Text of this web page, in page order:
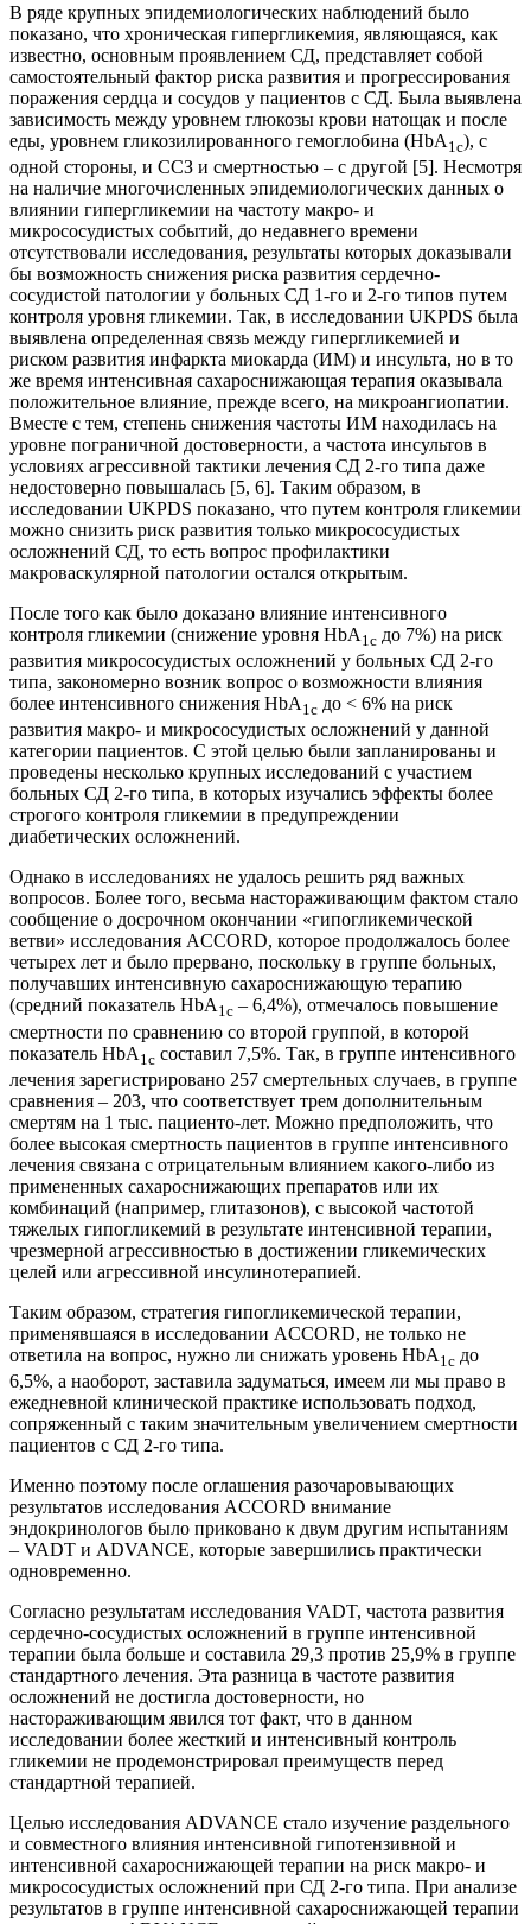
В ряде крупных эпидемиологических наблюдений было
показано, что хроническая гипергликемия, являющаяся, как
известно, основным проявлением СД, представляет собой
самостоятельный фактор риска развития и прогрессирования
поражения сердца и сосудов у пациентов с СД. Была выявлена
зависимость между уровнем глюкозы крови натощак и после
еды, уровнем гликозилированного гемоглобина (HbA 1c), с
одной стороны, и ССЗ и смертностью – с другой [5]. Несмотря
на наличие многочисленных эпидемиологических данных о
влиянии гипергликемии на частоту макро- и
микрососудистых событий, до недавнего времени
отсутствовали исследования, результаты которых доказывали
бы возможность снижения риска развития сердечно-
сосудистой патологии у больных СД 1-го и 2-го типов путем
контроля уровня гликемии. Так, в исследовании UKPDS была
выявлена определенная связь между гипергликемией и
риском развития инфаркта миокарда (ИМ) и инсульта, но в то
же время интенсивная сахароснижающая терапия оказывала
положительное влияние, прежде всего, на микроангиопатии.
Вместе с тем, степень снижения частоты ИМ находилась на
уровне пограничной достоверности, а частота инсультов в
условиях агрессивной тактики лечения СД 2-го типа даже
недостоверно повышалась [5, 6]. Таким образом, в
исследовании UKPDS показано, что путем контроля гликемии
можно снизить риск развития только микрососудистых
осложнений СД, то есть вопрос профилактики
макроваскулярной патологии остался открытым.
После того как было доказано влияние интенсивного
контроля гликемии (снижение уровня HbA 1c до 7%) на риск
развития микрососудистых осложнений у больных СД 2-го
типа, закономерно возник вопрос о возможности влияния
более интенсивного снижения HbA 1c до < 6% на риск
развития макро- и микрососудистых осложнений у данной
категории пациентов. С этой целью были запланированы и
проведены несколько крупных исследований с участием
больных СД 2-го типа, в которых изучались эффекты более
строгого контроля гликемии в предупреждении
диабетических осложнений.
Однако в исследованиях не удалось решить ряд важных
вопросов. Более того, весьма настораживающим фактом стало
сообщение о досрочном окончании «гипогликемической
ветви» исследования ACCORD, которое продолжалось более
четырех лет и было прервано, поскольку в группе больных,
получавших интенсивную сахароснижающую терапию
(средний показатель HbA 1c – 6,4%), отмечалось повышение
смертности по сравнению со второй группой, в которой
показатель HbA 1c составил 7,5%. Так, в группе интенсивного
лечения зарегистрировано 257 смертельных случаев, в группе
сравнения – 203, что соответствует трем дополнительным
смертям на 1 тыс. пациенто-лет. Можно предположить, что
более высокая смертность пациентов в группе интенсивного
лечения связана с отрицательным влиянием какого-либо из
примененных сахароснижающих препаратов или их
комбинаций (например, глитазонов), с высокой частотой
тяжелых гипогликемий в результате интенсивной терапии,
чрезмерной агрессивностью в достижении гликемических
целей или агрессивной инсулинотерапией.
Таким образом, стратегия гипогликемической терапии,
применявшаяся в исследовании ACCORD, не только не
ответила на вопрос, нужно ли снижать уровень HbA 1c до
6,5%, а наоборот, заставила задуматься, имеем ли мы право в
ежедневной клинической практике использовать подход,
сопряженный с таким значительным увеличением смертности
пациентов с СД 2-го типа.
Именно поэтому после оглашения разочаровывающих
результатов исследования ACCORD внимание
эндокринологов было приковано к двум другим испытаниям
– VADT и ADVANCE, которые завершились практически
одновременно.
Согласно результатам исследования VADT, частота развития
сердечно-сосудистых осложнений в группе интенсивной
терапии была больше и составила 29,3 против 25,9% в группе
стандартного лечения. Эта разница в частоте развития
осложнений не достигла достоверности, но
настораживающим явился тот факт, что в данном
исследовании более жесткий и интенсивный контроль
гликемии не продемонстрировал преимуществ перед
стандартной терапией.
Целью исследования ADVANCE стало изучение раздельного
и совместного влияния интенсивной гипотензивной и
интенсивной сахароснижающей терапии на риск макро- и
микрососудистых осложнений при СД 2-го типа. При анализе
результатов в группе интенсивной сахароснижающей терапии